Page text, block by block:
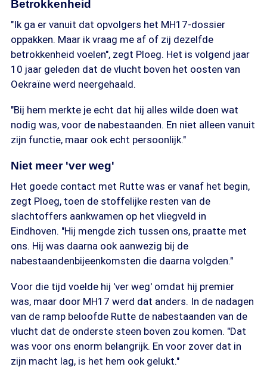
Betrokkenheid
"Ik ga er vanuit dat opvolgers het MH17-dossier
oppakken. Maar ik vraag me af of zij dezelfde
betrokkenheid voelen", zegt Ploeg. Het is volgend jaar
10 jaar geleden dat de vlucht boven het oosten van
Oekraïne werd neergehaald.
"Bij hem merkte je echt dat hij alles wilde doen wat
nodig was, voor de nabestaanden. En niet alleen vanuit
zijn functie, maar ook echt persoonlijk."
Niet meer 'ver weg'
Het goede contact met Rutte was er vanaf het begin,
zegt Ploeg, toen de stoffelijke resten van de
slachtoffers aankwamen op het vliegveld in
Eindhoven. "Hij mengde zich tussen ons, praatte met
ons. Hij was daarna ook aanwezig bij de
nabestaandenbijeenkomsten die daarna volgden."
Voor die tijd voelde hij 'ver weg' omdat hij premier
was, maar door MH17 werd dat anders. In de nadagen
van de ramp beloofde Rutte de nabestaanden van de
vlucht dat de onderste steen boven zou komen. "Dat
was voor ons enorm belangrijk. En voor zover dat in
zijn macht lag, is het hem ook gelukt."